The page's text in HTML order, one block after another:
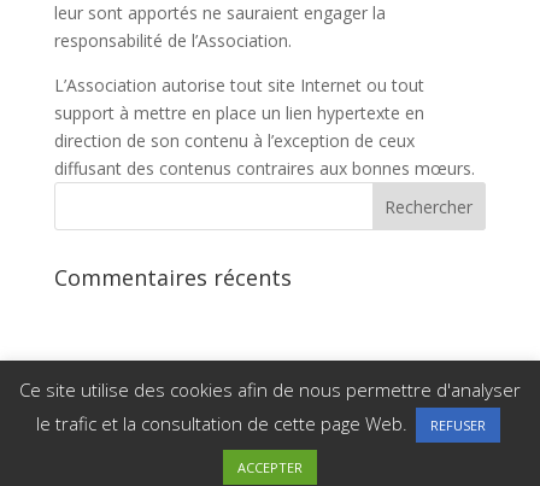
leur sont apportés ne sauraient engager la
responsabilité de l’Association.
L’Association autorise tout site Internet ou tout
support à mettre en place un lien hypertexte en
direction de son contenu à l’exception de ceux
diffusant des contenus contraires aux bonnes mœurs.
Commentaires récents
Copyright Tennis Club Verchaix-Morillon |
Mentions
Politique de confidentialité
Ce site utilise des cookies afin de nous permettre d'analyser
le trafic et la consultation de cette page Web.
REFUSER
ACCEPTER